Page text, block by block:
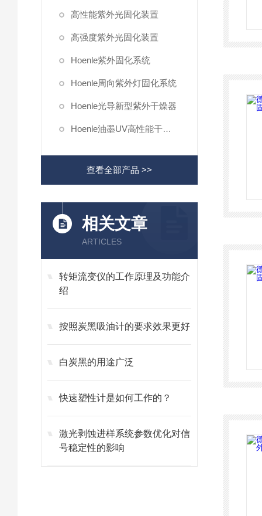
高性能紫外光固化装置
高强度紫外光固化装置
Hoenle紫外固化系统
Hoenle周向紫外灯固化系统
Hoenle光导新型紫外干燥器
Hoenle油墨UV高性能干燥机
查看全部产品 >>
相关文章
ARTICLES
转矩流变仪的工作原理及功能介
绍
按照炭黑吸油计的要求效果更好
白炭黑的用途广泛
快速塑性计是如何工作的？
激光剥蚀进样系统参数优化对信
号稳定性的影响